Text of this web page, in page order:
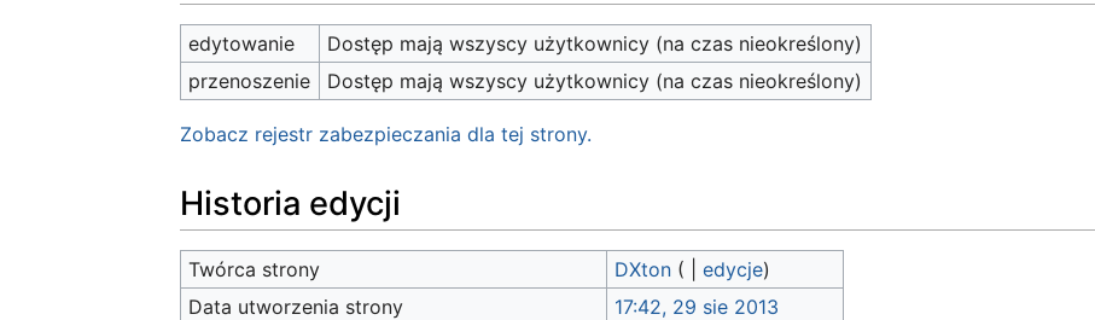
edytowanie
Dostęp mają wszyscy użytkownicy (na czas nieokreślony)
przenoszenie
Dostęp mają wszyscy użytkownicy (na czas nieokreślony)
Zobacz rejestr zabezpieczania dla tej strony.
Historia edycji
Twórca strony DXton ( |edycje)
Data utworzenia strony
17:42, 29 sie 2013